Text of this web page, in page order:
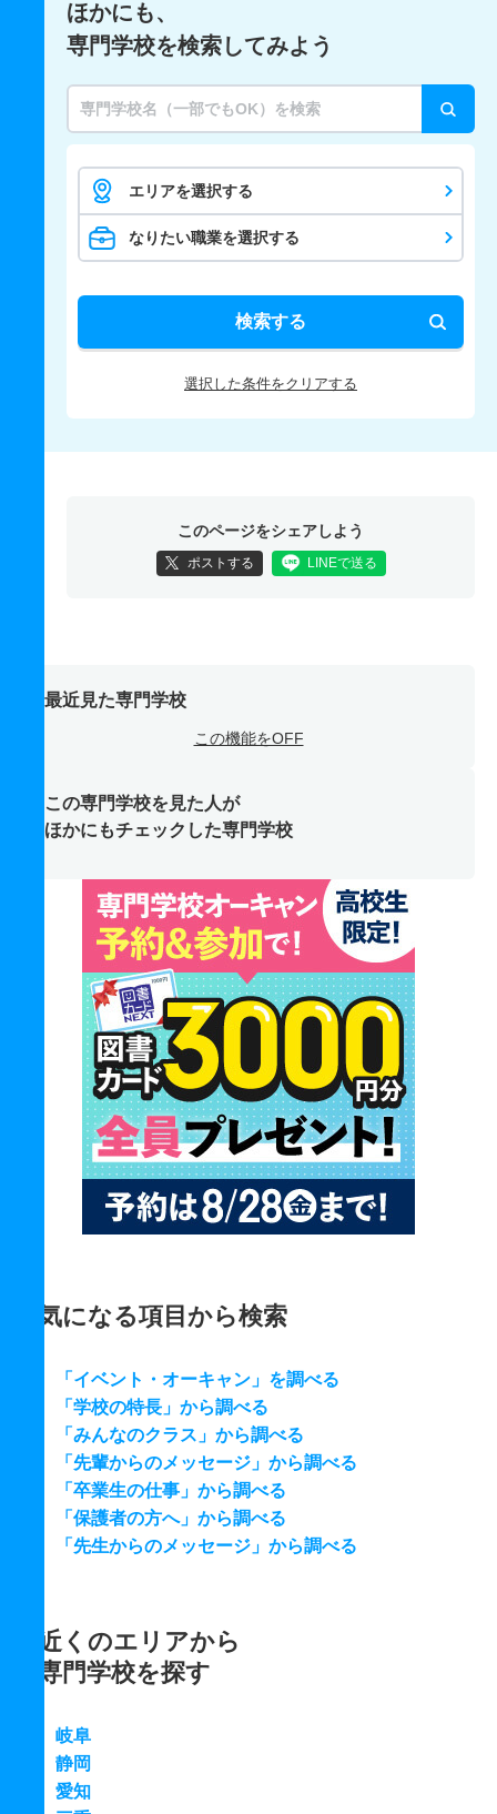
ほかにも、
専門学校を検索してみよう
エリアを選択する
なりたい職業を選択する
検索する
選択した条件をクリアする
このページをシェアしよう
ポストする LINEで送る
最近見た専門学校
この機能をOFF
この専門学校を見た人が
ほかにもチェックした専門学校
気になる項目から検索
「イベント・オーキャン」を調べる
「学校の特長」から調べる
「みんなのクラス」から調べる
「先輩からのメッセージ」から調べる
「卒業生の仕事」から調べる
「保護者の方へ」から調べる
「先生からのメッセージ」から調べる
近くのエリアから
専門学校を探す
岐阜
静岡
愛知